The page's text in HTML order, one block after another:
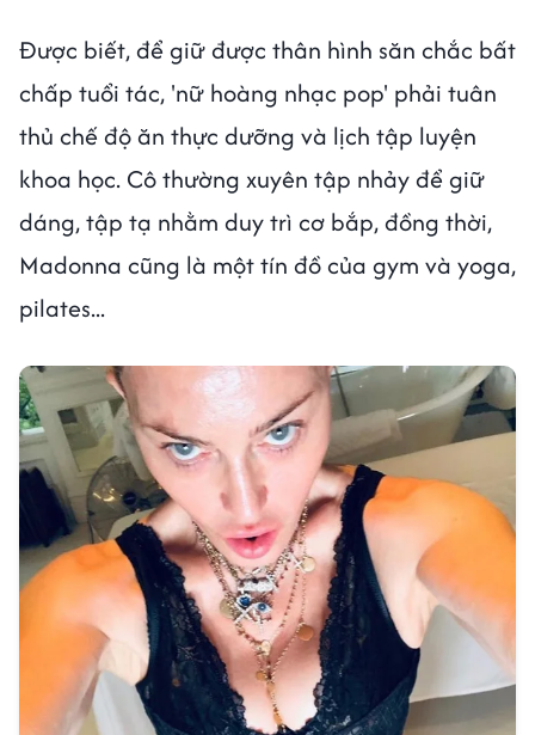
Được biết, để giữ được thân hình săn chắc bất
chấp tuổi tác, 'nữ hoàng nhạc pop' phải tuân
thủ chế độ ăn thực dưỡng và lịch tập luyện
khoa học. Cô thường xuyên tập nhảy để giữ
dáng, tập tạ nhằm duy trì cơ bắp, đồng thời,
Madonna cũng là một tín đồ của gym và yoga,
pilates...